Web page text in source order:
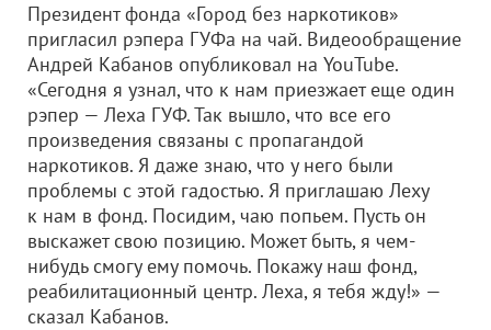
Президент фонда «Город без наркотиков»
пригласил рэпера ГУФa на чай. Видеообращение
Андрей Кабанов опубликовал на YouTube.
«Сегодня я узнал, что к нам приезжает еще один
рэпер — Леха ГУФ. Так вышло, что все его
произведения связаны с пропагандой
наркотиков. Я даже знаю, что у него были
проблемы с этой гадостью. Я приглашаю Леху
к нам в фонд. Посидим, чаю попьем. Пусть он
выскажет свою позицию. Может быть, я чем-
нибудь смогу ему помочь. Покажу наш фонд,
реабилитационный центр. Леха, я тебя жду!» —
сказал Кабанов.